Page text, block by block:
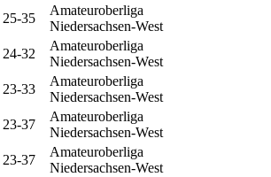
25-35
Amateuroberliga
Niedersachsen-West
24-32
Amateuroberliga
Niedersachsen-West
23-33
Amateuroberliga
Niedersachsen-West
23-37
Amateuroberliga
Niedersachsen-West
23-37
Amateuroberliga
Niedersachsen-West